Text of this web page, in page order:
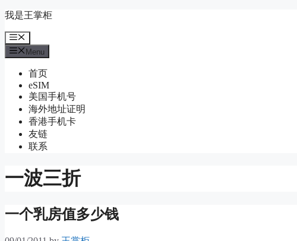
Skip
content
我是王掌柜
Menu
Menu
首页
eSIM
美国手机号
海外地址证明
香港手机卡
友链
联系
一波三折
一个乳房值多少钱